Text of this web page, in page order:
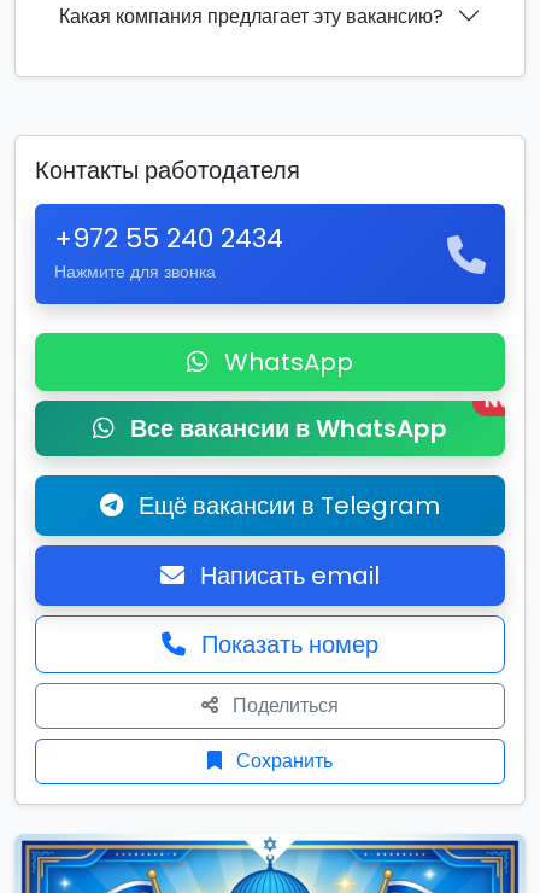
Какая компания предлагает эту вакансию?
Контакты работодателя
+972 55 240 2434
Нажмите для звонка
WhatsApp
Все вакансии в WhatsApp
New
Ещё вакансии в Telegram
Написать email
Показать номер
Поделиться
Сохранить